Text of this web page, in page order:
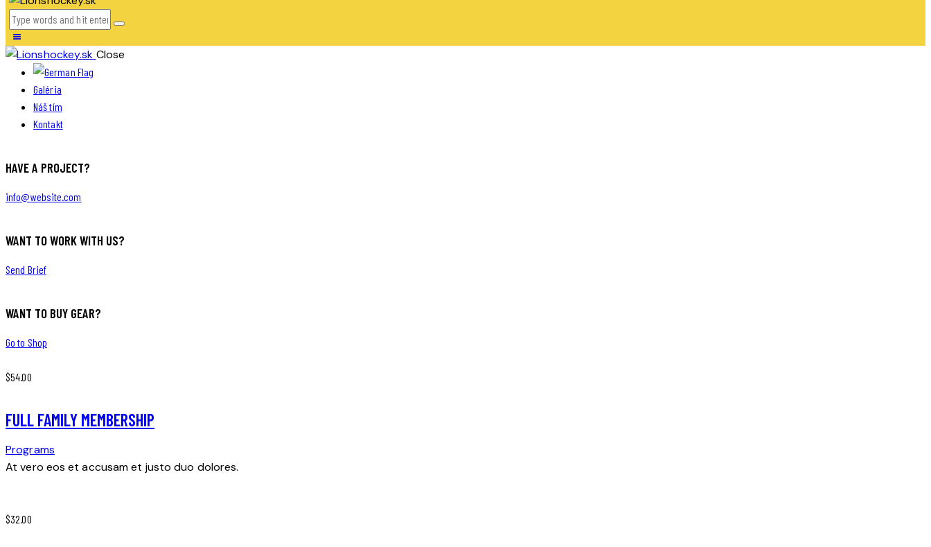
Close
Galéria
Náš tím
Kontakt
HAVE A PROJECT?
info@website.com
WANT TO WORK WITH US?
Send Brief
WANT TO BUY GEAR?
Go to Shop
$54.00
FULL FAMILY MEMBERSHIP
Programs
At vero eos et accusam et justo duo dolores.
$32.00